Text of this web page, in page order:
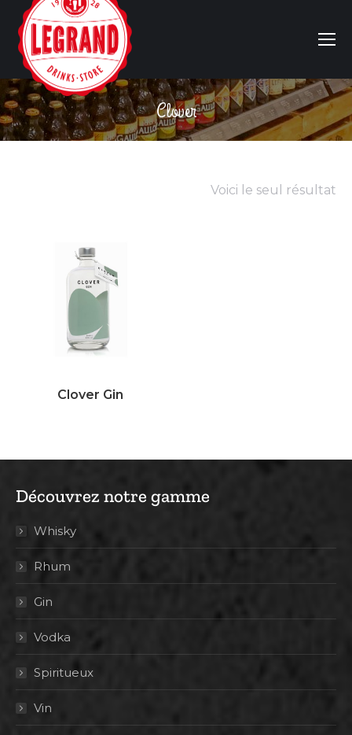
Clover
Vous êtes ici :
Voici le seul résultat
Clover Gin
Découvrez notre gamme
Whisky
Rhum
Gin
Vodka
Spiritueux
Vin